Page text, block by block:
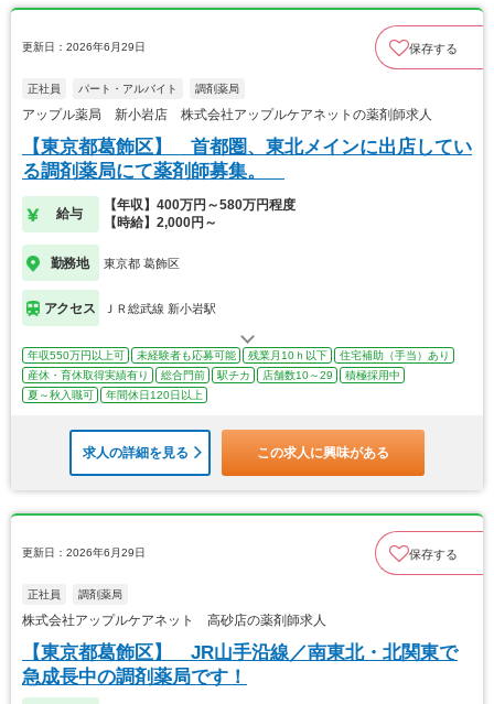
更新日：2026年6月29日 保存する
正社員 パート・アルバイト 調剤薬局
アップル薬局 新小岩店 株式会社アップルケアネットの薬剤師求人
【東京都葛飾区】 首都圏、東北メインに出店してい
る調剤薬局にて薬剤師募集。
給与
【年収】400万円～580万円程度
【時給】2,000円～
勤務地 東京都 葛飾区
アクセス ＪＲ総武線 新小岩駅
年収550万円以上可 未経験者も応募可能 残業月10ｈ以下
住宅補助（手当）あり
産休・育休取得実績有り
総合門前 駅チカ 店舗数10～29
積極採用中
夏～秋入職可
年間休日120日以上
求人の詳細を見る この求人に興味がある
更新日：2026年6月29日 保存する
正社員 調剤薬局
株式会社アップルケアネット 高砂店の薬剤師求人
【東京都葛飾区】 JR山手沿線／南東北・北関東で
急成長中の調剤薬局です！